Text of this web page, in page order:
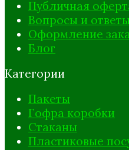
Публичная
Вопросы и ответы
Оформление
Блог
Категории
Пакеты
Гофра коробки
Стаканы
Пластиковые